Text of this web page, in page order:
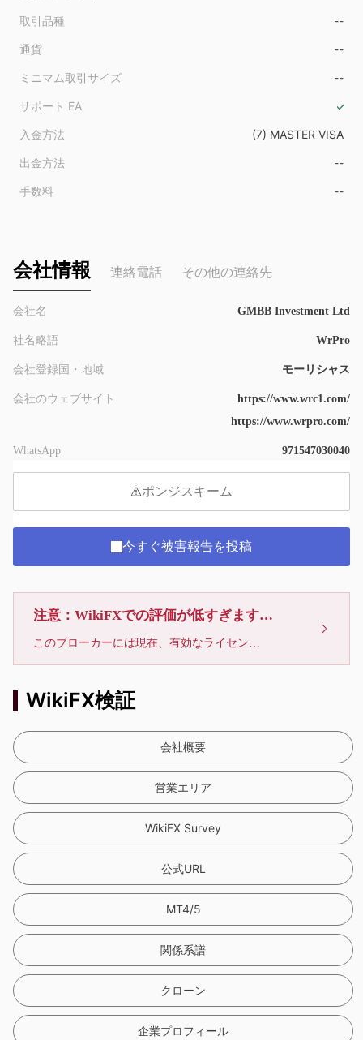
取引品種 --
通貨 --
ミニマム取引サイズ --
サポート EA
入金方法 (7) MASTER VISA
出金方法 --
手数料 --
会社情報 連絡電話 その他の連絡先
会社名 GMBB Investment Ltd
社名略語 WrPro
会社登録国・地域 モーリシャス
会社のウェブサイト
https://www.wrc1.com/
https://www.wrpro.com/
WhatsApp 971547030040
ポンジスキーム
今すぐ被害報告を投稿
注意：WikiFXでの評価が低すぎます、利用しないでください
このブローカーには現在、有効なライセンスが確認されていません。リスクにご注意下さい！
WikiFX検証
会社概要
営業エリア
WikiFX Survey
公式URL
MT4/5
関係系譜
クローン
企業プロフィール